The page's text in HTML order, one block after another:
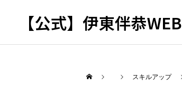
【公式】伊東伴恭WEB
スキルアップ